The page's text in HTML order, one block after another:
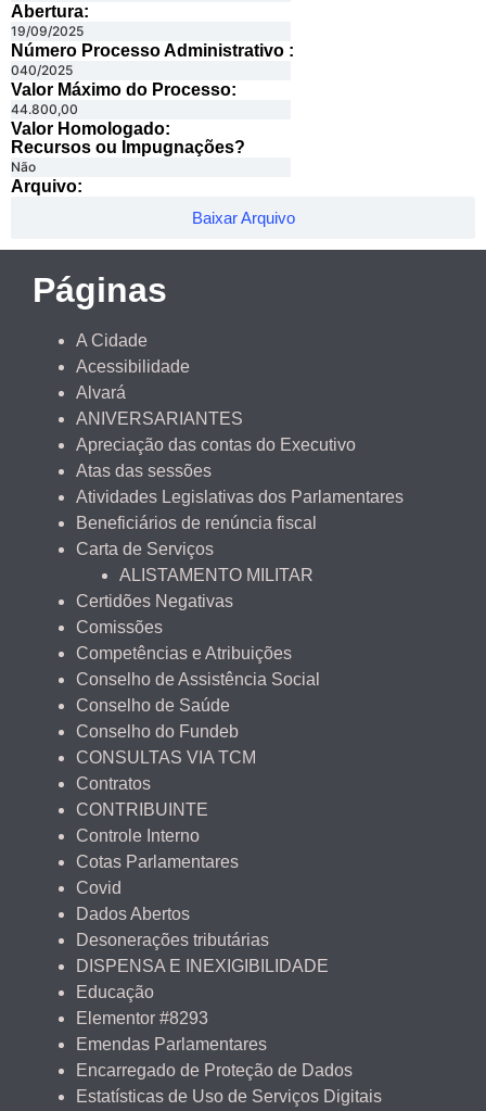
Abertura:
19/09/2025
Número Processo Administrativo :
040/2025
Valor Máximo do Processo: ​
44.800,00
Valor Homologado: ​
Recursos ou Impugnações? ​
Não
Arquivo:
Baixar Arquivo
Páginas
A Cidade
Acessibilidade
Alvará
ANIVERSARIANTES
Apreciação das contas do Executivo
Atas das sessões
Atividades Legislativas dos Parlamentares
Beneficiários de renúncia fiscal
Carta de Serviços
ALISTAMENTO MILITAR
Certidões Negativas
Comissões
Competências e Atribuições
Conselho de Assistência Social
Conselho de Saúde
Conselho do Fundeb
CONSULTAS VIA TCM
Contratos
CONTRIBUINTE
Controle Interno
Cotas Parlamentares
Covid
Dados Abertos
Desonerações tributárias
DISPENSA E INEXIGIBILIDADE
Educação
Elementor #8293
Emendas Parlamentares
Encarregado de Proteção de Dados
Estatísticas de Uso de Serviços Digitais